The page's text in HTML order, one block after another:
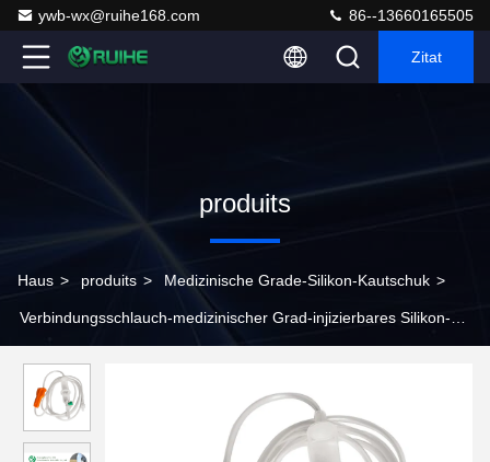
ywb-wx@ruihe168.com 86--13660165505
Zitat
produits
Haus > produits > Medizinische Grade-Silikon-Kautschuk >
Verbindungsschlauch-medizinischer Grad-injizierbares Silikon-